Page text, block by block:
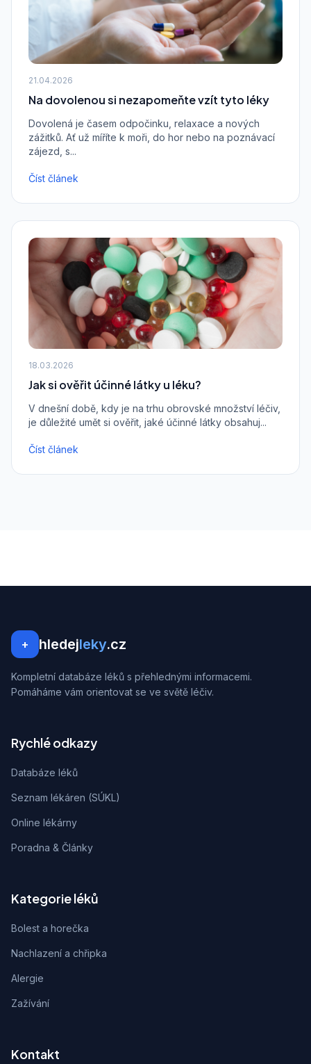
21.04.2026
Na dovolenou si nezapomeňte vzít tyto léky
Dovolená je časem odpočinku, relaxace a nových
zážitků. Ať už míříte k moři, do hor nebo na poznávací
zájezd, s...
Číst článek
18.03.2026
Jak si ověřit účinné látky u léku?
V dnešní době, kdy je na trhu obrovské množství léčiv,
je důležité umět si ověřit, jaké účinné látky obsahuj...
Číst článek
+ hledejleky.cz
Kompletní databáze léků s přehlednými informacemi.
Pomáháme vám orientovat se ve světě léčiv.
Rychlé odkazy
Databáze léků
Seznam lékáren (SÚKL)
Online lékárny
Poradna & Články
Kategorie léků
Bolest a horečka
Nachlazení a chřipka
Alergie
Zažívání
Kontakt